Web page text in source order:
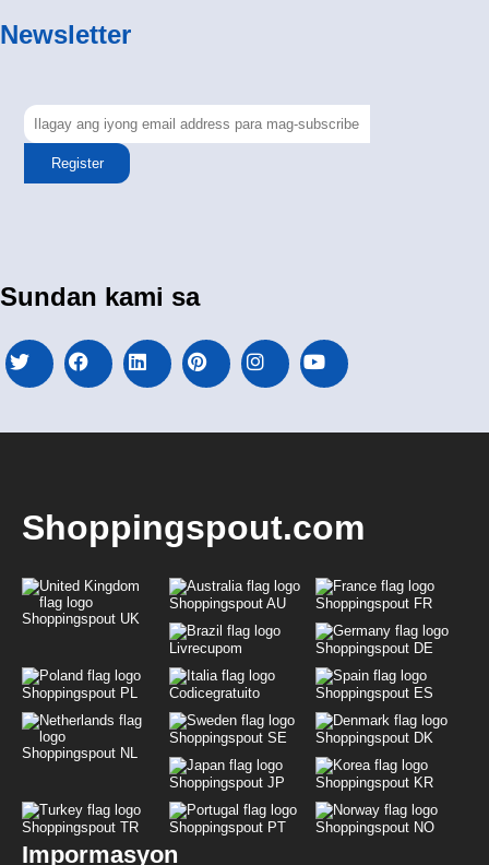
Newsletter
Register
Sundan kami sa
Shoppingspout.com
Shoppingspout UK
Shoppingspout AU Shoppingspout FR
Livrecupom Shoppingspout DE
Shoppingspout PL Codicegratuito Shoppingspout ES
Shoppingspout NL
Shoppingspout SE Shoppingspout DK
Shoppingspout JP Shoppingspout KR
Shoppingspout TR Shoppingspout PT Shoppingspout NO
Impormasyon